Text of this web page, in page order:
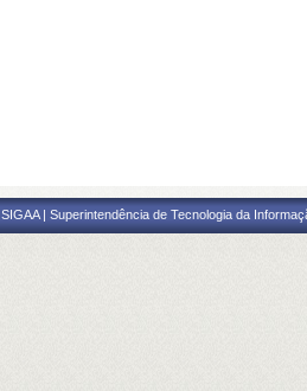
SIGAA | Superintendência de Tecnologia da